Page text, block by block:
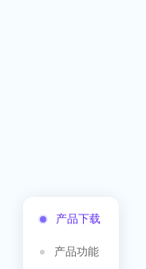
产品下载
产品功能